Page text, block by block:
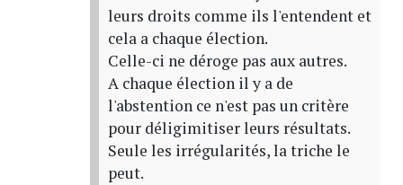
leurs droits comme ils l'entendent et
cela a chaque élection.
Celle-ci ne déroge pas aux autres.
A chaque élection il y a de
l'abstention ce n'est pas un critère
pour déligimitiser leurs résultats.
Seule les irrégularités, la triche le
peut.